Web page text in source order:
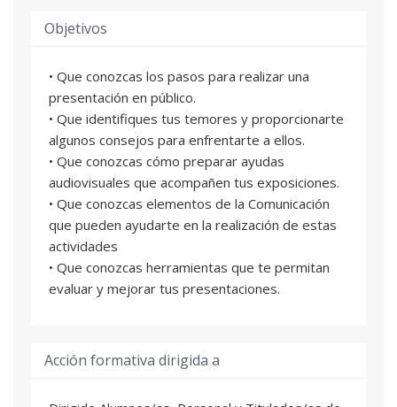
Objetivos
• Que conozcas los pasos para realizar una
presentación en público.
• Que identifiques tus temores y proporcionarte
algunos consejos para enfrentarte a ellos.
• Que conozcas cómo preparar ayudas
audiovisuales que acompañen tus exposiciones.
• Que conozcas elementos de la Comunicación
que pueden ayudarte en la realización de estas
actividades
• Que conozcas herramientas que te permitan
evaluar y mejorar tus presentaciones.
Acción formativa dirigida a